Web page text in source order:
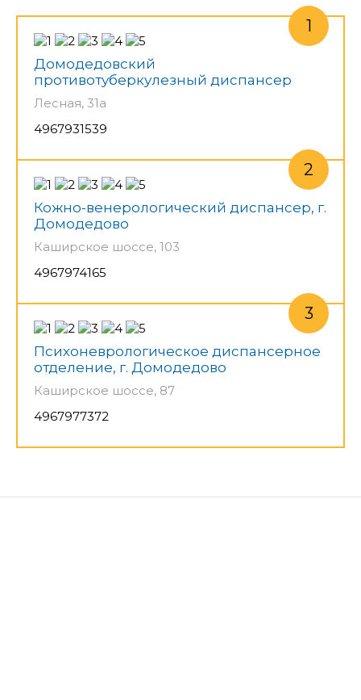
Домодедовский
противотуберкулезный диспансер
Лесная, 31а
4967931539
Кожно-венерологический диспансер, г.
Домодедово
Каширское шоссе, 103
4967974165
Психоневрологическое диспансерное
отделение, г. Домодедово
Каширское шоссе, 87
4967977372